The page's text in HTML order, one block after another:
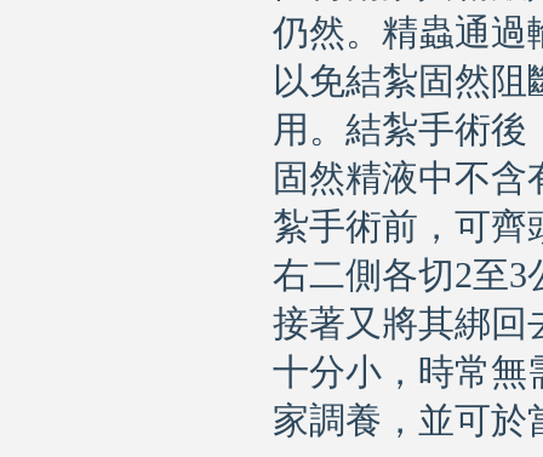
仍然。精蟲通過
以免結紮固然
用。結紮手術後
固然精液中不
紮手術前，可齊
右二側各切2至
接著又將其綁回
十分小，時常無
家調養，並可於